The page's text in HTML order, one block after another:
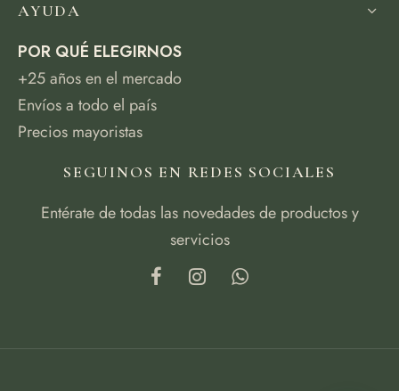
AYUDA
POR QUÉ ELEGIRNOS
+25 años en el mercado
Envíos a todo el país
Precios mayoristas
SEGUINOS EN REDES SOCIALES
Entérate de todas las novedades de productos y
servicios